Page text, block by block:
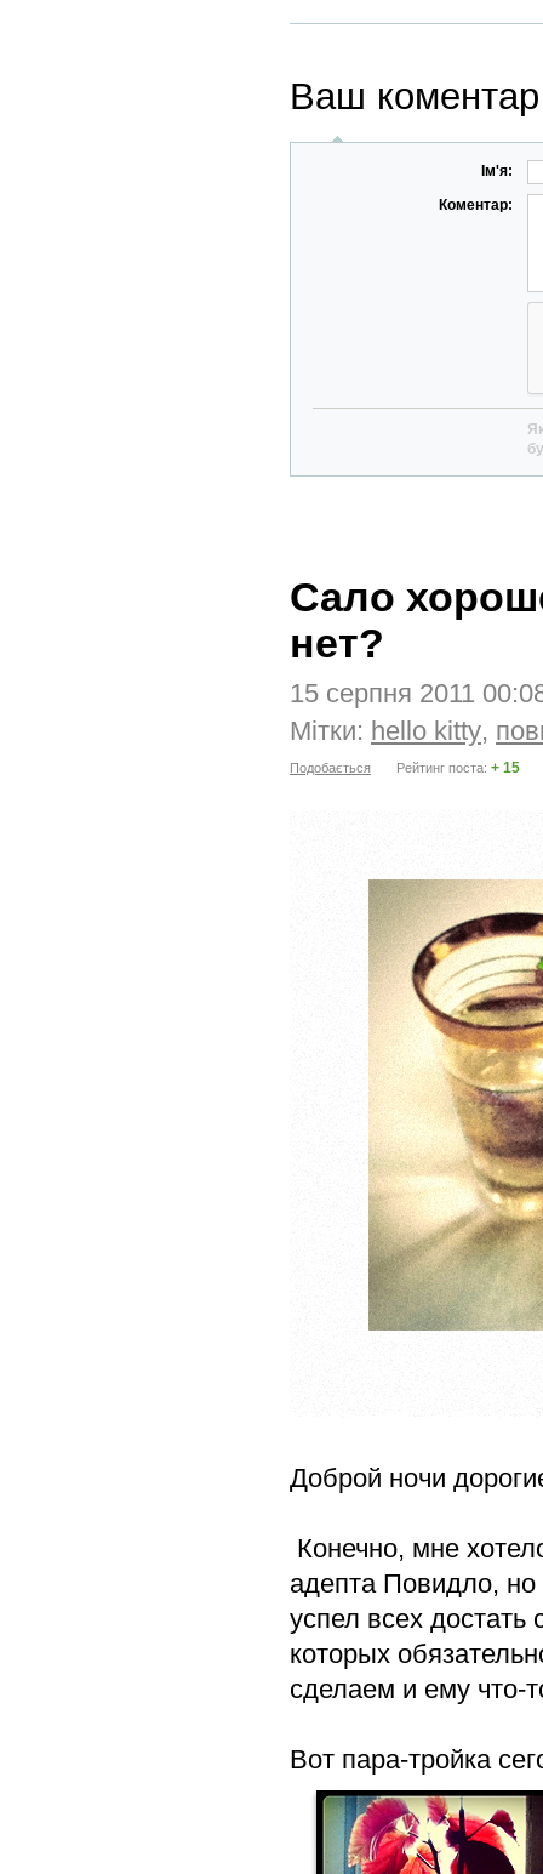
Ваш коментар
Ім'я:
Коментар:
Сало
нет?
15 серпня 2011
Мітки: hello kitty,
Подобається Рейтинг поста: + 15
Доброй ночи
Конечно, мне
адепта Повидло, но
успел всех
которых
сделаем и ему что-
Вот пара-тройка